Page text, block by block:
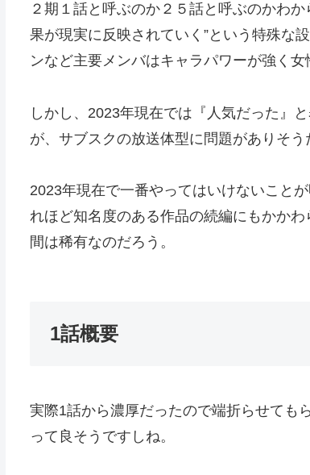
２期１話と呼ぶのか２５話と呼ぶのかわ
果が現実に反映されていく”という特殊な
ンなど主要メンバはキャラパワーが強く女
しかし、2023年現在では『人気だった』
が、サブスクの放送体型に問題がありそ
2023年現在で一番やってはいけないこと
れほど知名度のある作品の続編にもかか
間は稀有なのだろう。
1話概要
実際1話から濃厚だったので端折らせても
って良そうですしね。